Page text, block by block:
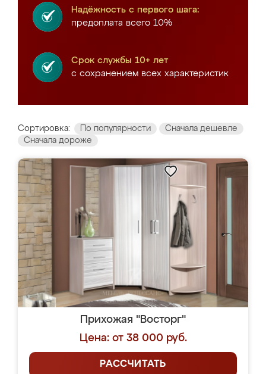
Надёжность с первого шага:
предоплата всего 10%
Срок службы 10+ лет
с сохранением всех характеристик
Сортировка: По популярности
Сначала дешевле
Сначала дороже
Прихожая "Восторг"
Цена: от 38 000 руб.
РАССЧИТАТЬ